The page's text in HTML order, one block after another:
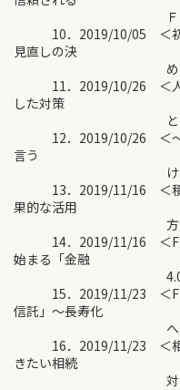
ＦＰ相談
10．2019/10/05 ＜初級
見直しの決
め手はある
11．2019/10/26 ＜人生
した対策
とは？
12．2019/10/26 ＜～年
言う
けれど
13．2019/11/16 ＜積立
果的な活用
方法
14．2019/11/16 ＜FP
始まる「金融
4.0」と
15．2019/11/23 ＜FP
信託」～長寿化
への備え
16．2019/11/23 ＜相続
きたい相続
対策の実